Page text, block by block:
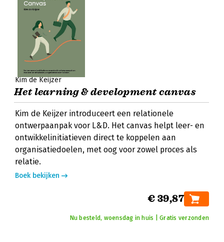
Kim de Keijzer
Het learning & development canvas
Kim de Keijzer introduceert een relationele
ontwerpaanpak voor L&D. Het canvas helpt leer- en
ontwikkelinitiatieven direct te koppelen aan
organisatiedoelen, met oog voor zowel proces als
relatie.
Boek bekijken
€ 39,87
Nu besteld, woensdag in huis | Gratis verzonden